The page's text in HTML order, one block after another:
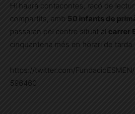
Hi haurà contacontes, racó de
compartits, amb 50 infants de
passaran pel centre situat al
carrer
cinquantena més en horari de tarda.
https://twitter.com/
596460